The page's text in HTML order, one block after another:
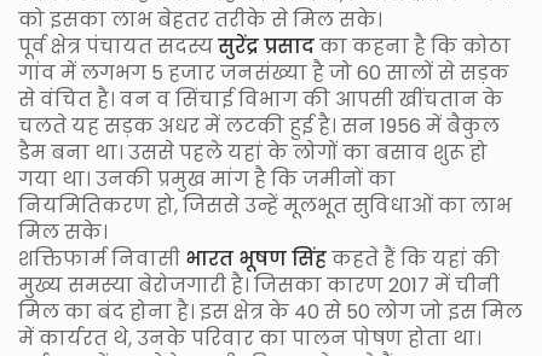
को इसका लाभ बेहतर तरीके से मिल सके।
पूर्व क्षेत्र पंचायत सदस्यसुरेंद्र प्रसादका कहना है कि कोठा
गांव में लगभग 5 हजार जनसंख्या है जो 60 सालों से सड़क
से वंचित है। वन व सिंचाई विभाग की आपसी खींचतान के
चलते यह सड़क अधर में लटकी हुई है। सन 1956 में बैकुल
डैम बना था। उससे पहले यहां के लोगों का बसाव शुरू हो
गया था। उनकी प्रमुख मांग है कि जमीनों का
नियमितिकरण हो, जिससे उन्हें मूलभूत सुविधाओं का लाभ
मिल सके।
शक्तिफार्म निवासी भारत भूषण सिंहकहते हैं कि यहां की
मुख्य समस्या बेरोजगारी है। जिसका कारण 2017 में चीनी
मिल का बंद होना है। इस क्षेत्र के 40 से 50 लोग जो इस मिल
में कार्यरत थे, उनके परिवार का पालन पोषण होता था।